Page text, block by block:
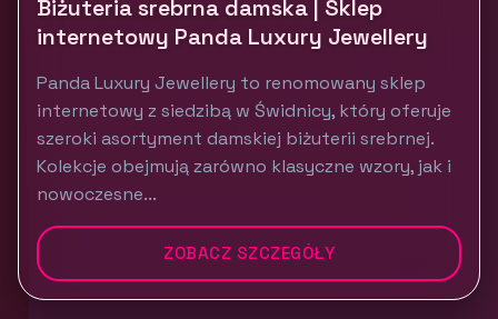
Biżuteria srebrna damska | Sklep
internetowy Panda Luxury Jewellery
Panda Luxury Jewellery to renomowany sklep
internetowy z siedzibą w Świdnicy, który oferuje
szeroki asortyment damskiej biżuterii srebrnej.
Kolekcje obejmują zarówno klasyczne wzory, jak i
nowoczesne...
ZOBACZ SZCZEGÓŁY